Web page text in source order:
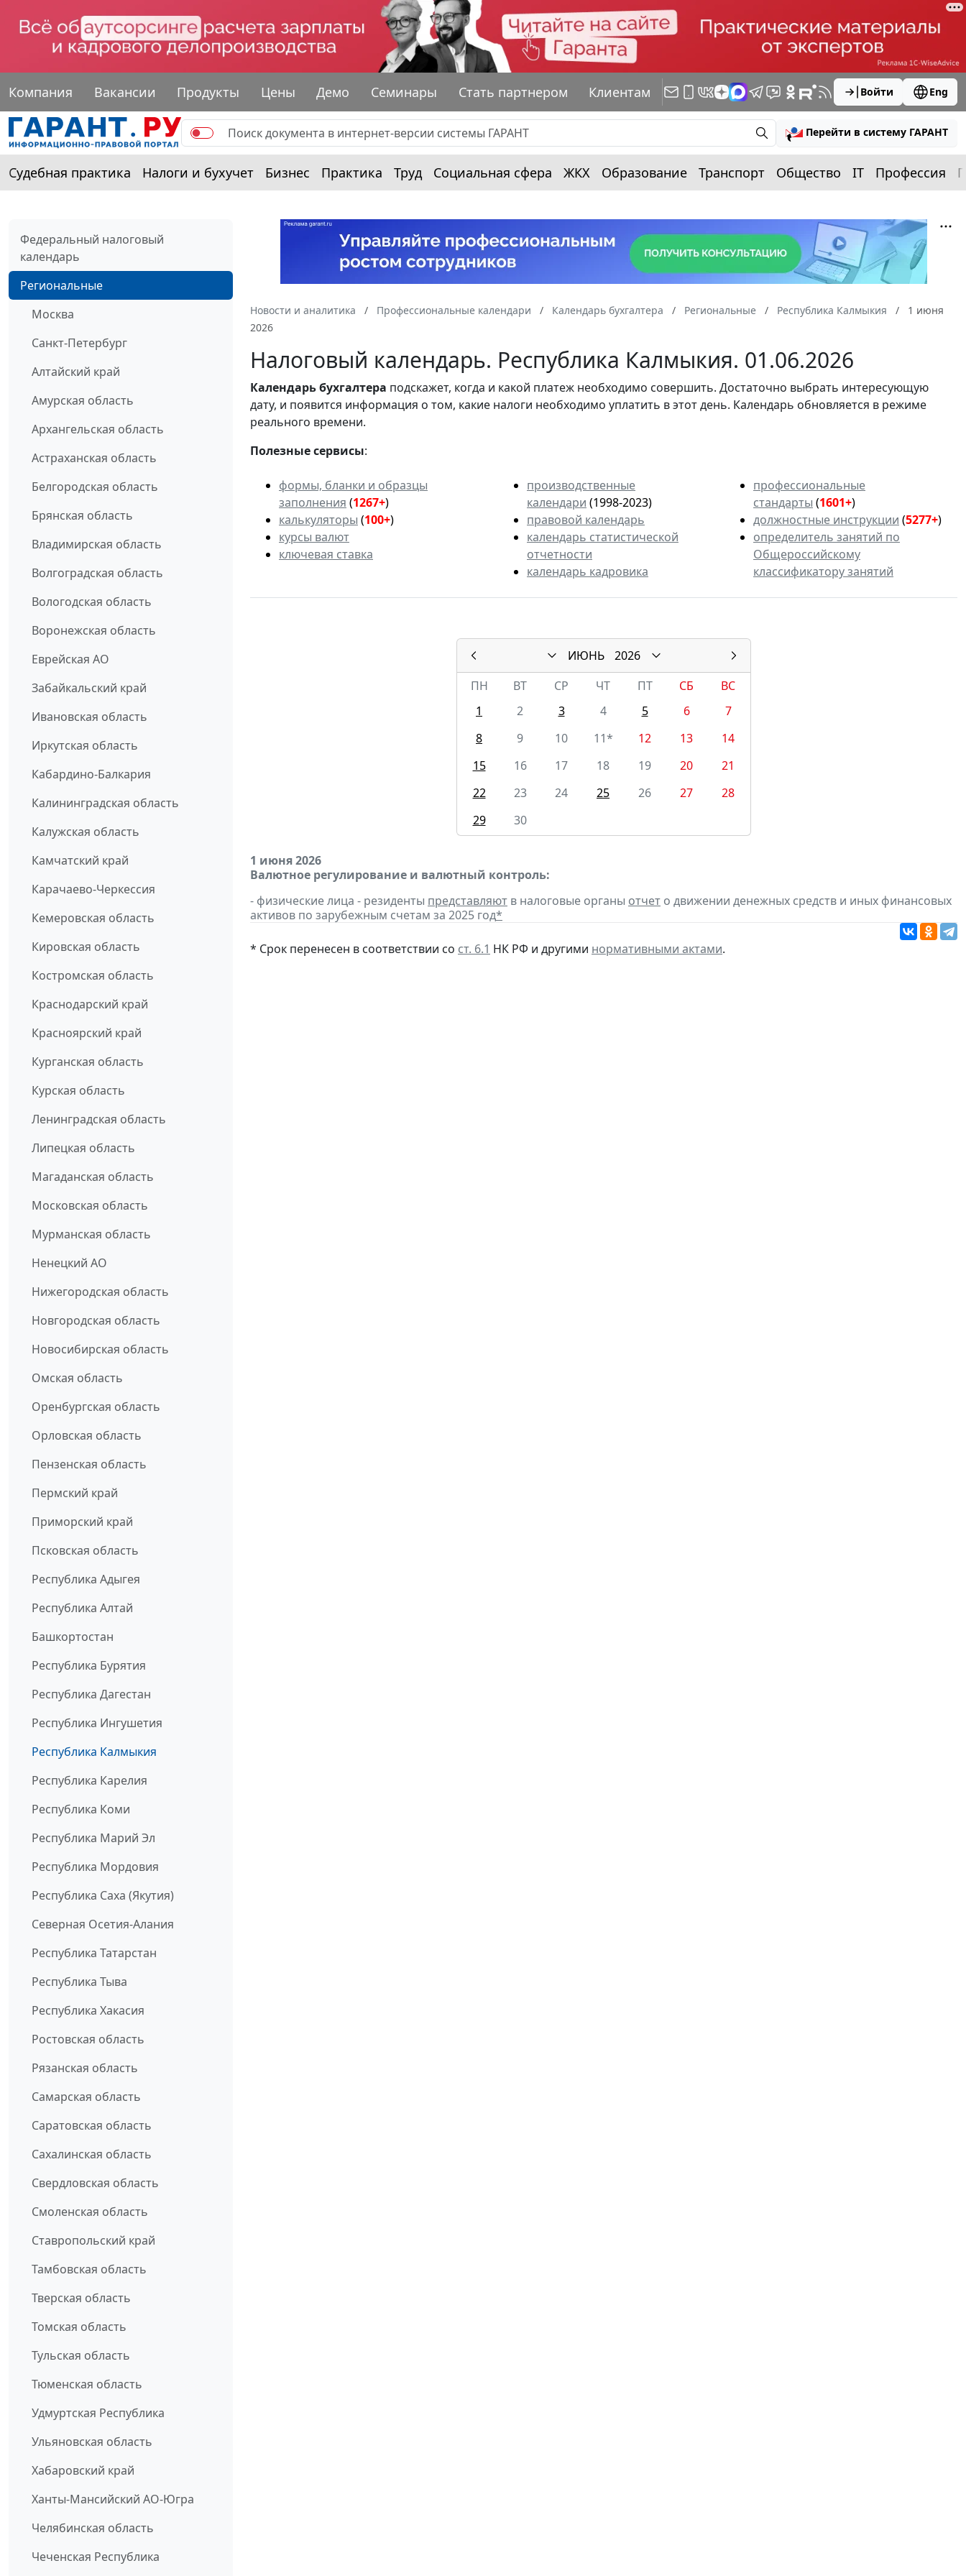
Компания Вакансии Продукты Цены Демо Семинары Стать партнером Клиентам Войти Eng
Перейти в систему ГАРАНТ
Судебная практика Налоги и бухучет Бизнес Практика Труд Социальная сфера ЖКХ Образование Транспорт Общество IT Профессия
Федеральный налоговый
календарь
Региональные
Москва
Санкт-Петербург
Алтайский край
Амурская область
Архангельская область
Астраханская область
Белгородская область
Брянская область
Владимирская область
Волгоградская область
Вологодская область
Воронежская область
Еврейская АО
Забайкальский край
Ивановская область
Иркутская область
Кабардино-Балкария
Калининградская область
Калужская область
Камчатский край
Карачаево-Черкессия
Кемеровская область
Кировская область
Костромская область
Краснодарский край
Красноярский край
Курганская область
Курская область
Ленинградская область
Липецкая область
Магаданская область
Московская область
Мурманская область
Ненецкий АО
Нижегородская область
Новгородская область
Новосибирская область
Омская область
Оренбургская область
Орловская область
Пензенская область
Пермский край
Приморский край
Псковская область
Республика Адыгея
Республика Алтай
Башкортостан
Республика Бурятия
Республика Дагестан
Республика Ингушетия
Республика Калмыкия
Республика Карелия
Республика Коми
Республика Марий Эл
Республика Мордовия
Республика Саха (Якутия)
Северная Осетия-Алания
Республика Татарстан
Республика Тыва
Республика Хакасия
Ростовская область
Рязанская область
Самарская область
Саратовская область
Сахалинская область
Свердловская область
Смоленская область
Ставропольский край
Тамбовская область
Тверская область
Томская область
Тульская область
Тюменская область
Удмуртская Республика
Ульяновская область
Хабаровский край
Ханты-Мансийский АО-Югра
Челябинская область
Чеченская Республика
Новости и аналитика Профессиональные календари Календарь бухгалтера Региональные Республика Калмыкия
1 июня
2026
Налоговый календарь. Республика Калмыкия. 01.06.2026
Календарьбухгалтера подскажет, когда и какой платеж необходимо совершить. Достаточно выбрать интересующую
дату, и появится информация о том, какие налоги необходимо уплатить в этот день. Календарь обновляется в режиме
реального времени.
Полезные сервисы:
формы, бланки и образцы
заполнения (1267+)
калькуляторы (100+)
курсы валют
ключевая ставка
производственные
календари (1998-2023)
правовой календарь
календарь статистической
отчетности
календарь кадровика
профессиональные
стандарты (1601+)
должностные инструкции (5277+)
определитель занятий по
Общероссийскому
классификатору занятий
ИЮНЬ
2026
ПН
ВТ СР ЧТ ПТ СБ
ВС
1
2 3 4 5 6
7
8
9 10 11* 12 13
14
15
16 17 18 19 20
21
22
23 24 25 26 27
28
29
30
1 июня 2026
Валютное регулирование и валютный контроль:
- физические лица - резиденты представляют в налоговые органы отчет о движении денежных средств и иных финансовых
активов по зарубежным счетам за 2025 год*
* Срок перенесен в соответствии со ст. 6.1 НК РФ и другими нормативными актами.